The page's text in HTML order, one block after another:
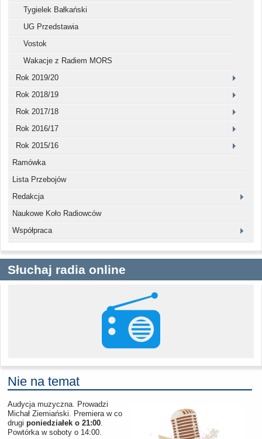
Tygielek Bałkański
UG Przedstawia
Vostok
Wakacje z Radiem MORS
Rok 2019/20
Rok 2018/19
Rok 2017/18
Rok 2016/17
Rok 2015/16
Ramówka
Lista Przebojów
Redakcja
Naukowe Koło Radiowców
Współpraca
Słuchaj radia online
Nie na temat
Audycja muzyczna. Prowadzi
Michał Ziemiański. Premiera w co
drugi poniedziałek o 21:00
Powtórka w soboty o 14:00.